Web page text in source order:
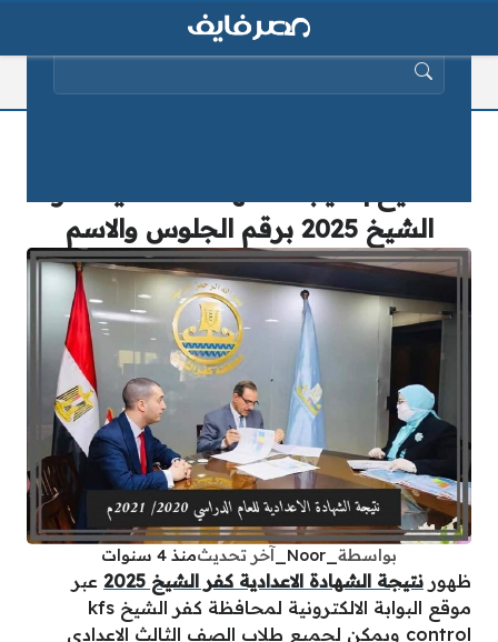
الشيخ 2025 برقم الجلوس والاسم
بواسطة آخر تحديثمنذ 4 سنوات
ظهور نتيجة الشهادة الاعدادية كفر الشيخ 2025
عبر
موقع البوابة الالكترونية لمحافظة كفر الشيخ kfs
control ويمكن لجميع طلاب الصف الثالث الإعدادي
البحث عن: